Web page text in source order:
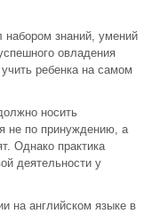
знаний, умений
овладения
ребенка на самом
носить
не по принуждению, а
Однако практика
деятельности у
на английском языке в